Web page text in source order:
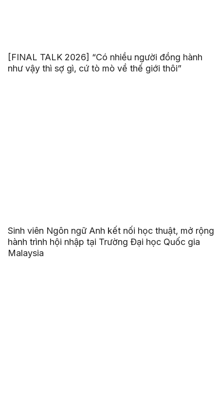
[FINAL TALK 2026] “Có nhiều người đồng hành
như vậy thì sợ gì, cứ tò mò về thế giới thôi”
Sinh viên Ngôn ngữ Anh kết nối học thuật, mở rộng
hành trình hội nhập tại Trường Đại học Quốc gia
Malaysia